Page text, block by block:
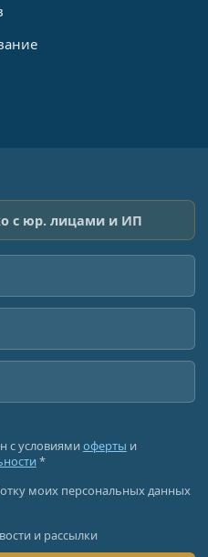
с юр. лицами и ИП
с условиями оферты и
*
моих персональных данных
и рассылки